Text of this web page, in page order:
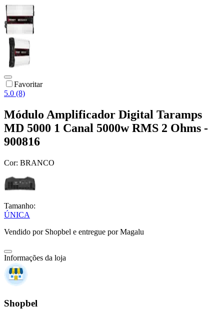
Favoritar
5.0 (8)
Módulo Amplificador Digital Taramps
MD 5000 1 Canal 5000w RMS 2 Ohms -
900816
Cor: BRANCO
Tamanho:
ÚNICA
Vendido por Shopbel e entregue por Magalu
Informações da loja
Shopbel